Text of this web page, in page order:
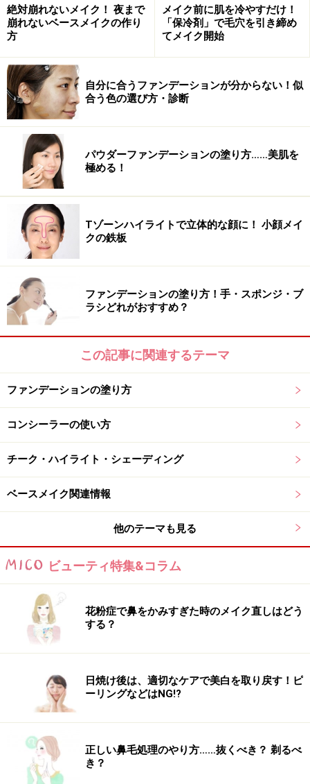
絶対崩れないメイク！ 夜まで
崩れないベースメイクの作り
方
メイク前に肌を冷やすだけ！
「保冷剤」で毛穴を引き締め
てメイク開始
自分に合うファンデーションが分からない！似
合う色の選び方・診断
パウダーファンデーションの塗り方……美肌を
極める！
Tゾーンハイライトで立体的な顔に！ 小顔メイ
クの鉄板
ファンデーションの塗り方！手・スポンジ・ブ
ラシどれがおすすめ？
この記事に関連するテーマ
ファンデーションの塗り方
コンシーラーの使い方
チーク・ハイライト・シェーディング
ベースメイク関連情報
他のテーマも見る
ビューティ特集&コラム
花粉症で鼻をかみすぎた時のメイク直しはどう
する？
日焼け後は、適切なケアで美白を取り戻す！ピ
ーリングなどはNG!?
正しい鼻毛処理のやり方……抜くべき？ 剃るべ
き？